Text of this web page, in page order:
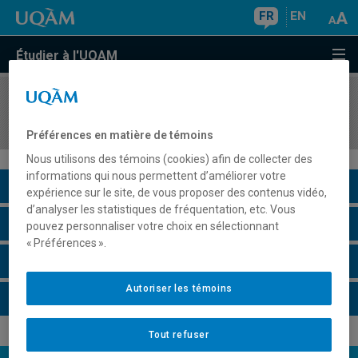
FR EN
Étudier à l'UQAM
COURS//
Description du cours
Horaire - Été 2026
Préférences en matière de témoins
Nous utilisons des témoins (cookies) afin de collecter des
informations qui nous permettent d’améliorer votre
expérience sur le site, de vous proposer des contenus vidéo,
d’analyser les statistiques de fréquentation, etc. Vous
pouvez personnaliser votre choix en sélectionnant
« Préférences ».
Tout refuser
Autoriser les témoins